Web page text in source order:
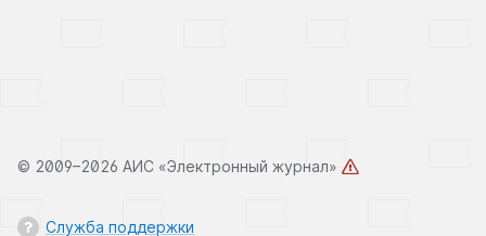
© 2009–2026 АИС «Электронный журнал»
Служба поддержки